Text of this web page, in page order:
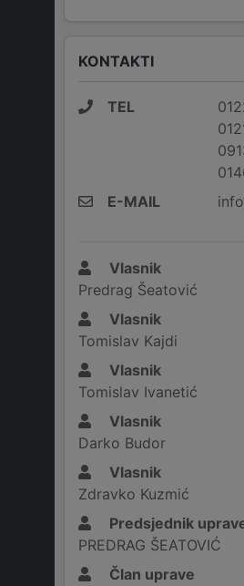
KONTAKTI
TEL
E-MAIL
Vlasnik
Predrag Šeatović
Vlasnik
Tomislav Kajdi
Vlasnik
Tomislav Ivanetić
Vlasnik
Darko Budor
Vlasnik
Zdravko Kuzmić
Predsjednik
PREDRAG ŠEATOVIĆ
Član uprave